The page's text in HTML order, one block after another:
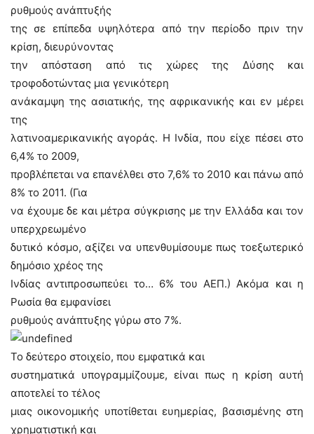
ρυθμούς ανάπτυξής
της σε επίπεδα υψηλότερα από την περίοδο πριν την
κρίση, διευρύνοντας
την απόσταση από τις χώρες της Δύσης και
τροφοδοτώντας μια γενικότερη
ανάκαμψη της ασιατικής, της αφρικανικής και εν μέρει
της
λατινοαμερικανικής αγοράς. Η Ινδία, που είχε πέσει στο
6,4% το 2009,
προβλέπεται να επανέλθει στο 7,6% το 2010 και πάνω από
8% το 2011. (Για
να έχουμε δε και μέτρα σύγκρισης με την Ελλάδα και τον
υπερχρεωμένο
δυτικό κόσμο, αξίζει να υπενθυμίσουμε πως τοεξωτερικό
δημόσιο χρέος της
Ινδίας αντιπροσωπεύει το… 6% του ΑΕΠ.) Ακόμα και η
Ρωσία θα εμφανίσει
ρυθμούς ανάπτυξης γύρω στο 7%.
Το δεύτερο στοιχείο, που εμφατικά και
συστηματικά υπογραμμίζουμε, είναι πως η κρίση αυτή
αποτελεί το τέλος
μιας οικονομικής υποτίθεται ευημερίας, βασισμένης στη
χρηματιστική και